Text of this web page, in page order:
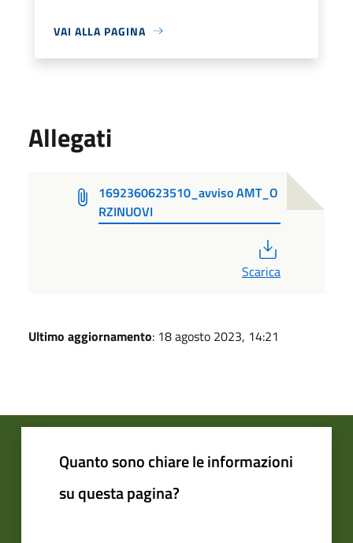
VAI ALLA PAGINA
Allegati
1692360623510_avviso AMT_O
RZINUOVI
Scarica
Ultimo aggiornamento: 18 agosto 2023, 14:21
Quanto sono chiare le informazioni
su questa pagina?